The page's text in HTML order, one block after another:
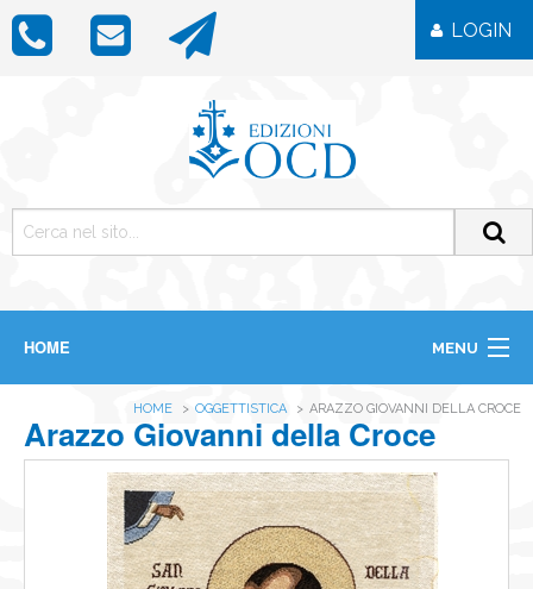
LOGIN
HOME MENU
LIBRI
RIVISTE
ICONE
OGGETTISTICA
HOME OGGETTISTICA ARAZZO GIOVANNI DELLA CROCE
Arazzo Giovanni della Croce